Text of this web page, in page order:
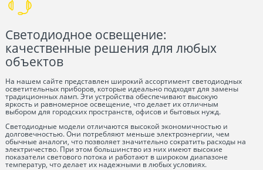
Светодиодное освещение:
качественные решения для любых
объектов
На нашем сайте представлен широкий ассортимент светодиодных
осветительных приборов, которые идеально подходят для замены
традиционных ламп. Эти устройства обеспечивают высокую
яркость и равномерное освещение, что делает их отличным
выбором для городских пространств, офисов и бытовых нужд.
Светодиодные модели отличаются высокой экономичностью и
долговечностью. Они потребляют меньше электроэнергии, чем
обычные аналоги, что позволяет значительно сократить расходы на
электричество. При этом большинство из них имеют высокие
показатели светового потока и работают в широком диапазоне
температур, что делает их надежными в любых условиях.